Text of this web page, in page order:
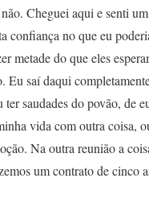
Cheguei aqui e senti
confiança no que eu
metade do que eles
Eu saí daqui
saudades do povão, de
vida com outra coisa,
Na outra reunião a
um contrato de cinco